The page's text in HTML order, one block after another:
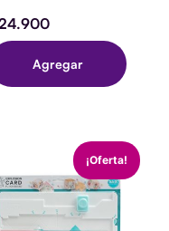
Agregar
¡Oferta!
EXPLOSION
PUNCH
BOARD
-
precio
original
era:
$37.900.
precio
actual
es:
$19.990.